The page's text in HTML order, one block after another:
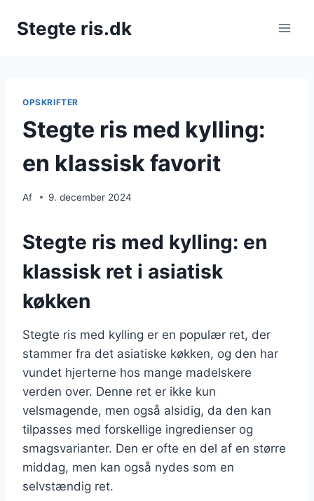
Stegte ris.dk
OPSKRIFTER
Stegte ris med kylling:
en klassisk favorit
Af 9. december 2024
Stegte ris med kylling: en
klassisk ret i asiatisk
køkken
Stegte ris med kylling er en populær ret, der
stammer fra det asiatiske køkken, og den har
vundet hjerterne hos mange madelskere
verden over. Denne ret er ikke kun
velsmagende, men også alsidig, da den kan
tilpasses med forskellige ingredienser og
smagsvarianter. Den er ofte en del af en større
middag, men kan også nydes som en
selvstændig ret.